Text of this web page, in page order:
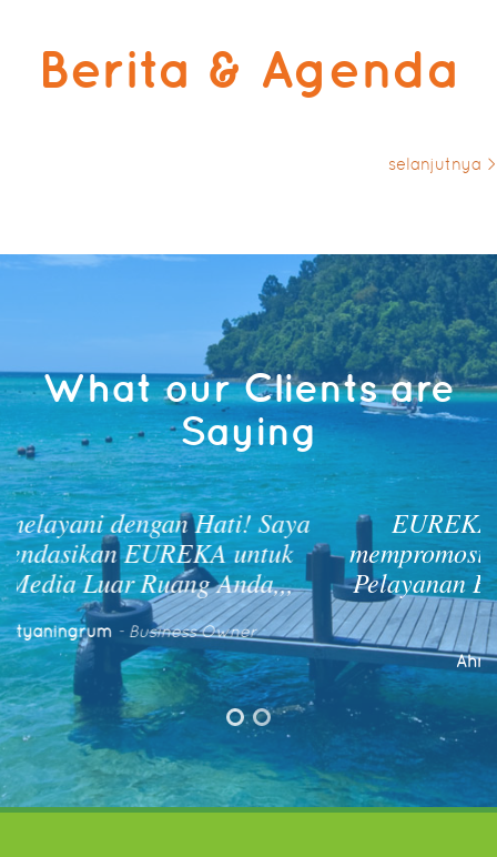
Berita & Agenda
selanjutnya >
What our Clients are
Saying
EUREKA membantu branding &
mempromosikan produk saya. Support &
Pelayanan EUREKA luar biasa! Terima
kasih EUREKA
Ahmad Muarif- Pengusaha